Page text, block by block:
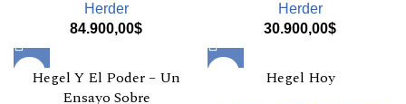
Herder
84.900,00$
Herder
30.900,00$
Hegel Y El Poder – Un
Ensayo Sobre
Hegel Hoy